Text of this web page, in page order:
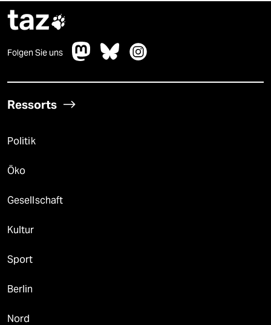
taz
Folgen Sie uns
Ressorts
Politik
Öko
Gesellschaft
Kultur
Sport
Berlin
Nord